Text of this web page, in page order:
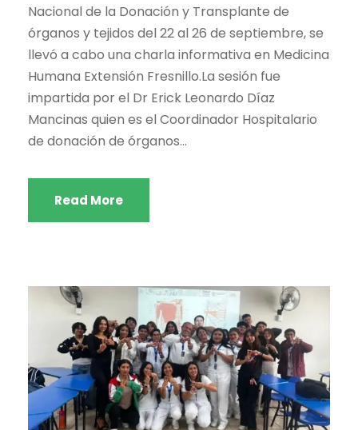
Nacional de la Donación y Transplante de
órganos y tejidos del 22 al 26 de septiembre, se
llevó a cabo una charla informativa en Medicina
Humana Extensión Fresnillo.La sesión fue
impartida por el Dr Erick Leonardo Díaz
Mancinas quien es el Coordinador Hospitalario
de donación de órganos...
Read More